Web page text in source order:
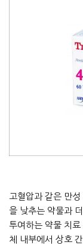
고혈압과 같은 만
을 낮추는 약물과
투여하는 약물 치
체 내부에서 상호